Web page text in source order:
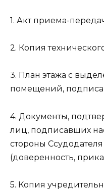
1. Акт приема-
2. Копия
3. План этажа с
помещений,
4. Документы,
лиц, подписавших
стороны
(доверенность,
5. Копия